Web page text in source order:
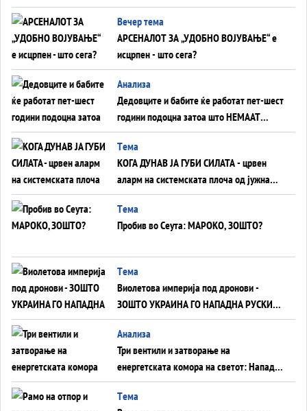
БЕЗ ФРОНТ
Вечер тема
АРСЕНАЛОТ ЗА „УДОБНО ВОЈУВАЊЕ“ е
исцрпен - што сега?
Анализа
Дедовците и бабите ќе работат пет-шест
години подоцна затоа што НЕМААТ
ВНУЦИ ДА ГИ ЗАМЕНАТ
Tема
КОГА ДУНАВ ЈА ГУБИ СИЛАТА - црвен
аларм на системската плоча од јужна
Германија до Црното Море...
Tема
Пробив во Сеута: МАРОКО, ЗОШТО?
Tема
Виолетова империја под дронови -
ЗОШТО УКРАИНА ГО НАПАДНА РУСКИОТ
WILDBERRIES
Aнализа
Три вентили и затворање на
енергетската комора на светот: Нападот
во Суец најавува глобален енергетски
инфаркт?
Tема